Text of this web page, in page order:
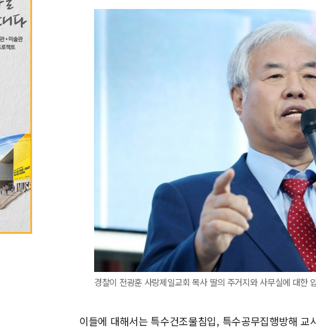
경찰이 전광훈 사랑제일교회 목사 딸의 주거지와 사무실에 대한
이들에 대해서는 특수건조물침입, 특수공무집행방해